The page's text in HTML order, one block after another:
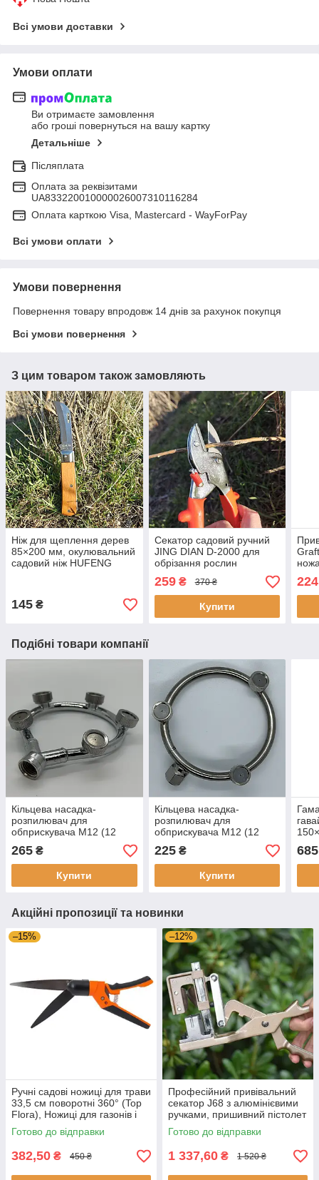
Всі умови доставки
Умови оплати
Ви отримаєте замовлення
або гроші повернуться на вашу картку
Детальніше
Післяплата
Оплата за реквізитами
UA833220010000026007310116284
Оплата карткою Visa, Mastercard - WayForPay
Всі умови оплати
Умови повернення
Повернення товару впродовж 14 днів за рахунок покупця
Всі умови повернення
З цим товаром також замовляють
Ніж для щеплення дерев
85×200 мм, окулювальний
садовий ніж HUFENG
145 ₴
Секатор садовий ручний
JING DIAN D-2000 для
обрізання рослин
винограду, дерев і квітів
259₴ 370 ₴
Купити
224
Подібні товари компанії
Кільцева насадка-
розпилювач для
обприскувача М12 (12
мм), кругла насадка для
туману з 5 форсунками
265 ₴
Купити
Кільцева насадка-
розпилювач для
обприскувача М12 (12
мм), кругла насадка для
туману на 3 форсунки
225₴
Купити
130
685
Акційні пропозиції та новинки
–15%
Ручні садові ножиці для трави
33,5 см поворотні 360° (Top
Flora), Ножиці для газонів і
чагарників
Готово до відправки
382,50 ₴ 450 ₴
–12%
Професійний привівальний
секатор J68 з алюмінієвими
ручками, пришивний пістолет
металевий
Готово до відправки
1 337,60 ₴ 1 520 ₴